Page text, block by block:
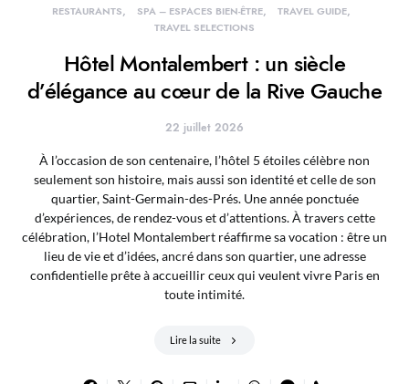
RESTAURANTS
SPA – ESPACES BIEN-ÊTRE
TRAVEL GUIDE
TRAVEL SELECTIONS
Hôtel Montalembert : un siècle
d’élégance au cœur de la Rive Gauche
22 juillet 2026
À l’occasion de son centenaire, l’hôtel 5 étoiles célèbre non
seulement son histoire, mais aussi son identité et celle de son
quartier, Saint-Germain-des-Prés. Une année ponctuée
d’expériences, de rendez-vous et d’attentions. À travers cette
célébration, l’Hotel Montalembert réaffirme sa vocation : être un
lieu de vie et d’idées, ancré dans son quartier, une adresse
confidentielle prête à accueillir ceux qui veulent vivre Paris en
toute intimité.
Lire la suite